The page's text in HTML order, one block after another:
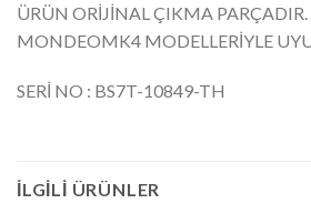
ÜRÜN ORİJİNAL ÇIKMA PARÇADIR.
MONDEOMK4 MODELLERİYLE
SERİ NO : BS7T-10849-TH
İLGILI ÜRÜNLER